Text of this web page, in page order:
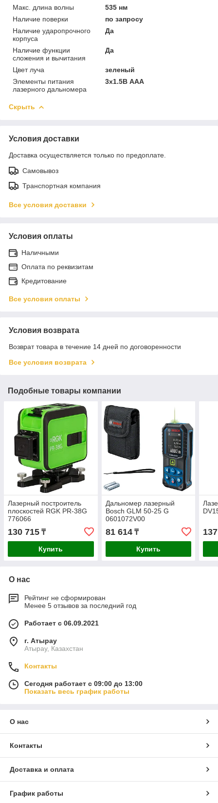
Макс. длина волны
535 нм
Наличие поверки
по запросу
Наличие ударопрочного
корпуса
Да
Наличие функции
сложения и вычитания
Да
Цвет луча
зеленый
Элементы питания
лазерного дальномера
3х1.5В AAA
Скрыть
Условия доставки
Доставка осуществляется только по предоплате.
Самовывоз
Транспортная компания
Все условия доставки
Условия оплаты
Наличными
Оплата по реквизитам
Кредитование
Все условия оплаты
Условия возврата
Возврат товара в течение 14 дней по договоренности
Все условия возврата
Подобные товары компании
Лазерный построитель
плоскостей RGK PR-38G
776066
130 715 ₸
Купить
Дальномер лазерный
Bosch GLM 50-25 G
0601072V00
81 614₸
Купить
О нас
Рейтинг не сформирован
Менее 5 отзывов за последний год
Работает с 06.09.2021
г. Атырау
Атырау, Казахстан
Контакты
Сегодня работает с 09:00 до 13:00
Показать весь график работы
О нас
Контакты
Доставка и оплата
График работы